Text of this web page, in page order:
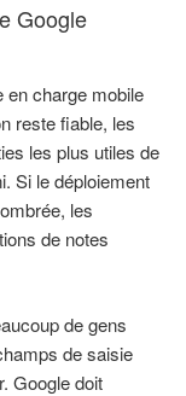
Google
en charge mobile
reste fiable, les
les plus utiles de
Si le déploiement
les
de notes
de gens
de saisie
Google doit